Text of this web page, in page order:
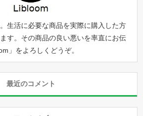
生活に必要な商品を実際に購入した方
す。その商品の良い悪いを率直にお伝
」をよろしくどうぞ。
最近のコメント